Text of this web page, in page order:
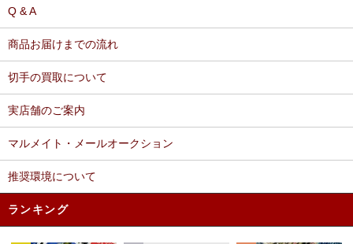
Q & A
商品お届けまでの流れ
切手の買取について
実店舗のご案内
マルメイト・メールオークション
推奨環境について
ランキング